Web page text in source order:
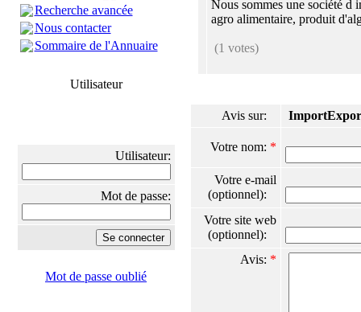
Recherche avancée
Nous contacter
Sommaire de l'Annuaire
Utilisateur
Utilisateur:
Mot de passe:
Mot de passe oublié
Nous sommes une société d
agro alimentaire, produit
(1 votes)
Avis sur:
Votre nom: *
Votre e-mail
(optionnel):
Votre site web
(optionnel):
Avis: *